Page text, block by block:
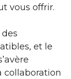
vous offrir.
et le
collaboration